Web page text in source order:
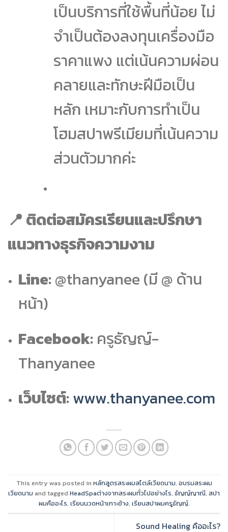
เป็นบริการที่ใช้พื้นที่น้อย ไม่
จำเป็นต้องลงทุนเครื่องมือ
ราคาแพง แต่เน้นความผ่อน
คลายและทักษะฝีมือเป็น
หลัก เหมาะกับการทำเป็น
โฮมสปาพรีเมียมที่เน้นความ
ส่วนตัวมากค่ะ
📍 ติดต่อสมัครเรียนและปรึกษา
แนวทางธุรกิจความงาม
Line: @thanyanee (มี @ ด้าน
หน้า)
Facebook: ครูธัญญ์-
Thanyanee
เว็บไซต์: www.thanyanee.com
This entry was posted in หลักสูตรสระผมสไตล์เวียดนาม, อบรมสระผม
เวียดนาม and tagged HeadSpaต่างจากสระผมทั่วไปอย่างไร, ธัญญ์ญาณี, สปา
ผมคืออะไร, เรียนนวดหน้าเกาะช้าง, เรียนสปาผมครูธัญญ์.
Sound Healing คืออะไร?